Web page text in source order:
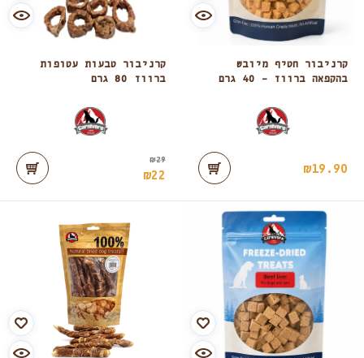
קרניבור חטיף מיובש
בהקפאה ברווז – 40 גרם
₪19.90
קרניבור טבעות עטופות
ברווז 80 גרם
₪29
₪22